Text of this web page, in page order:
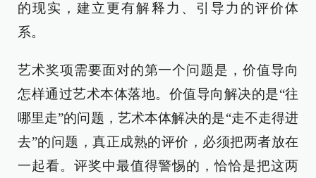
的现实，建立更有解释力、引导力的评价体
系。
艺术奖项需要面对的第一个问题是，价值导向
怎样通过艺术本体落地。价值导向解决的是“往
哪里走”的问题，艺术本体解决的是“走不走得进
去”的问题，真正成熟的评价，必须把两者放在
一起看。评奖中最值得警惕的，恰恰是把这两